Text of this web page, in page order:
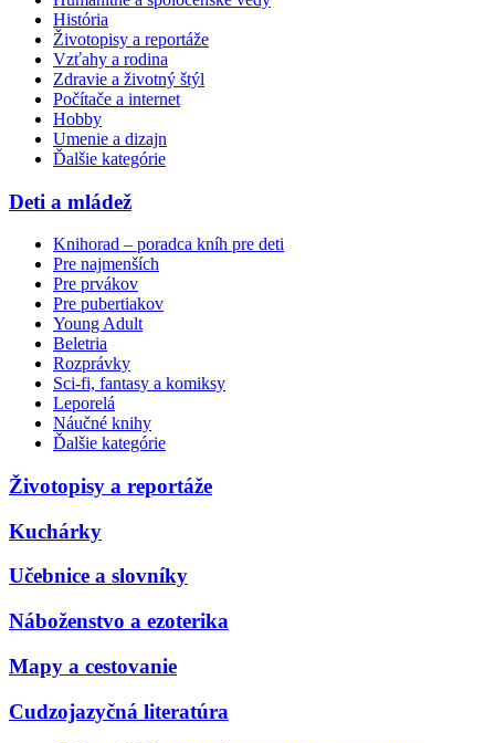
História
Životopisy a reportáže
Vzťahy a rodina
Zdravie a životný štýl
Počítače a internet
Hobby
Umenie a dizajn
Ďalšie kategórie
Deti a mládež
Knihorad – poradca kníh pre deti
Pre najmenších
Pre prvákov
Pre pubertiakov
Young Adult
Beletria
Rozprávky
Sci-fi, fantasy a komiksy
Leporelá
Náučné knihy
Ďalšie kategórie
Životopisy a reportáže
Kuchárky
Učebnice a slovníky
Náboženstvo a ezoterika
Mapy a cestovanie
Cudzojazyčná literatúra